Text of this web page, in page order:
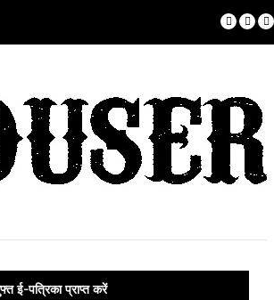
ई-पत्रिका प्राप्त करें